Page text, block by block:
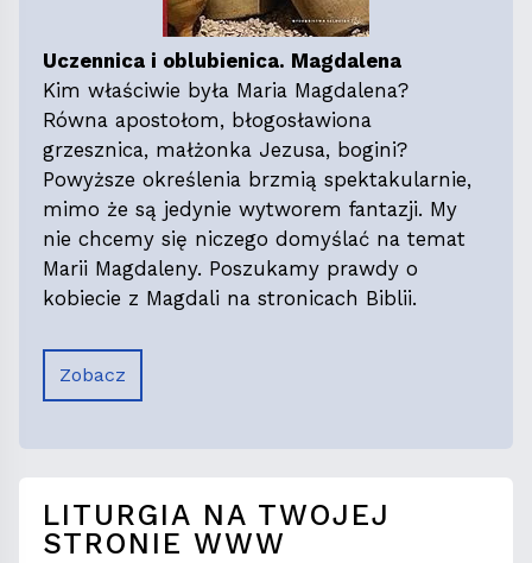
Uczennica i oblubienica. Magdalena
Kim właściwie była Maria Magdalena?
Równa apostołom, błogosławiona
grzesznica, małżonka Jezusa, bogini?
Powyższe określenia brzmią spektakularnie,
mimo że są jedynie wytworem fantazji. My
nie chcemy się niczego domyślać na temat
Marii Magdaleny. Poszukamy prawdy o
kobiecie z Magdali na stronicach Biblii.
Zobacz
LITURGIA NA TWOJEJ
STRONIE WWW